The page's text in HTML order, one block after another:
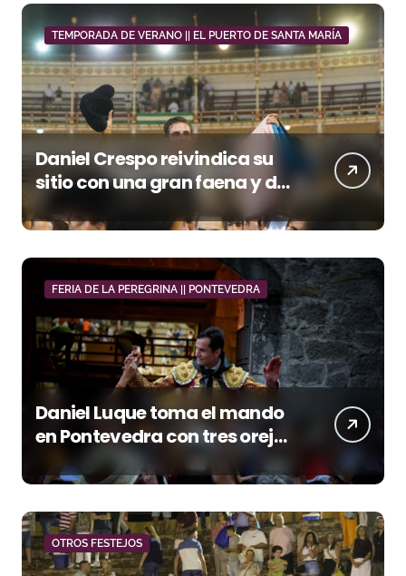
TEMPORADA DE VERANO || EL PUERTO DE SANTA MARÍA
Daniel Crespo reivindica su
sitio con una gran faena y dos
orejas
FERIA DE LA PEREGRINA || PONTEVEDRA
Daniel Luque toma el mando
en Pontevedra con tres orejas
y una Puerta Grande de peso
OTROS FESTEJOS